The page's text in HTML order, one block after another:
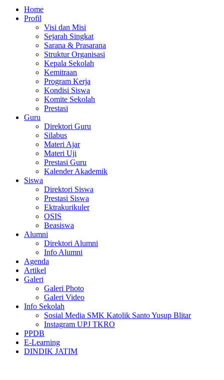
Home
Profil
Visi dan Misi
Sejarah Singkat
Sarana & Prasarana
Struktur Organisasi
Kepala Sekolah
Kemitraan
Program Kerja
Kondisi Siswa
Komite Sekolah
Prestasi
Guru
Direktori Guru
Silabus
Materi Ajar
Materi Uji
Prestasi Guru
Kalender Akademik
Siswa
Direktori Siswa
Prestasi Siswa
Ektrakurikuler
OSIS
Beasiswa
Alumni
Direktori Alumni
Info Alumni
Agenda
Artikel
Galeri
Galeri Photo
Galeri Video
Info Sekolah
Sosial Media SMK Katolik Santo Yusup Blitar
Instagram UPJ TKRO
PPDB
E-Learning
DINDIK JATIM